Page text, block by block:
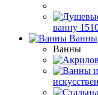
ванну
Ванны
Ванны